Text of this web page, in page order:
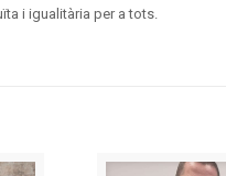
i igualitària per a tots.